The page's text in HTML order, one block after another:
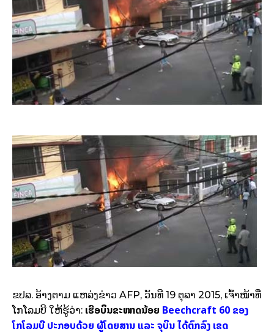
ຂປລ. ອ້າງຕາມ ແຫລ່ງຂ່າວ AFP, ວັນທີ 19 ຕຸລາ 2015, ເຈົ້າໜ້າທ່ີ
ໂກໂລມບີ ໃຫ້ຮູ້ວ່າ: ເຮືອບິນຂະໜາດນ້ອຍ Beechcraft 60 ຂອງ
ໂກໂລມບີ ປະກອບດ້ວຍ ຜູ້ໂດຍສານ ແລະ ຈຸບິນ ໄດ້ຕົກລົງ ເຂດ